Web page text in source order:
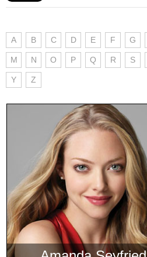
A B C D E F G
M N O P Q R S
Y Z